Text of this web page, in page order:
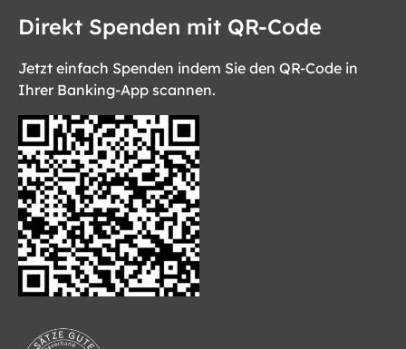
Direkt Spenden mit QR-Code
Jetzt einfach Spenden indem Sie den QR-Code in
Ihrer Banking-App scannen.